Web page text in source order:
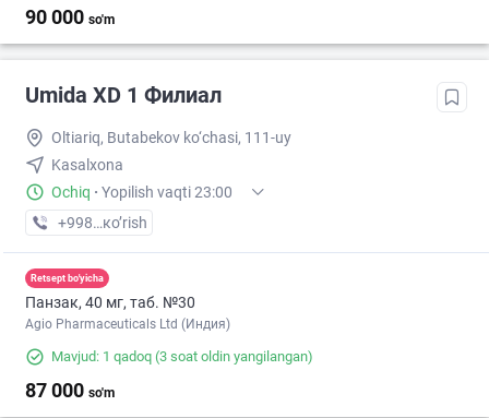
90 000 so'm
Umida XD 1 Филиал
Oltiariq, Butabekov ko‘chasi, 111-uy
Kasalxona
Ochiq · Yopilish vaqti 23:00
+998 (91) XXX-XX-XX
кo’rish
Retsept bo'yicha
Панзак, 40 мг, таб. №30
Agio Pharmaceuticals Ltd (Индия)
Mavjud: 1 qadoq (3 soat oldin yangilangan)
87 000 so'm